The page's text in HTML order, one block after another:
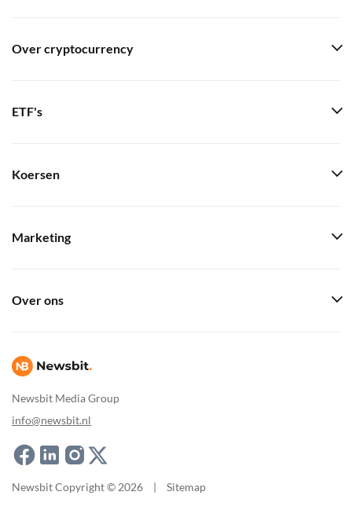
Newsbit Media Group
info@newsbit.nl
Over cryptocurrency
ETF's
Koersen
Marketing
Over ons
Newsbit Copyright © 2026 | Sitemap